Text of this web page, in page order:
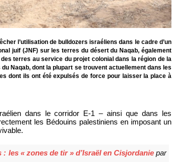
l’utilisation de bulldozers israéliens dans le cadre d’un
juif (JNF) sur les terres du désert du Naqab, également
terres au service du projet colonial dans la région de la
Naqab, dont la plupart se trouvent actuellement dans les
dont ils ont été expulsés de force pour laisser la place à
dans le corridor E-1 – ainsi que dans les
les Bédouins palestiniens en imposant un
les « zones de tir » d’Israël en Cisjordanie par